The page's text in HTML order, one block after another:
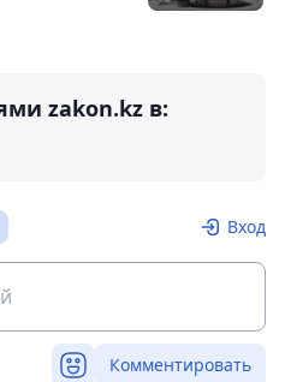
zakon.kz в:
Вход
Комментировать